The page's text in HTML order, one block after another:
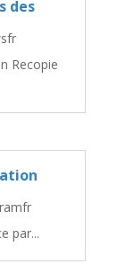
des
Recopie
par...